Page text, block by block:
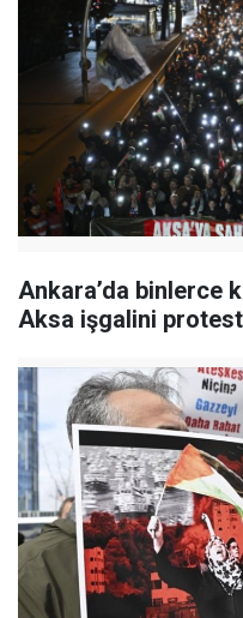
Ankara’da binlerce
Aksa işgalini